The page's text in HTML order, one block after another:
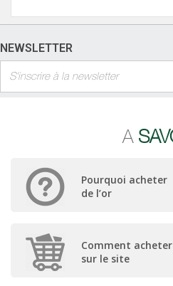
NEWSLETTER
A
Pourquoi acheter
de l’or
Comment acheter
sur le site